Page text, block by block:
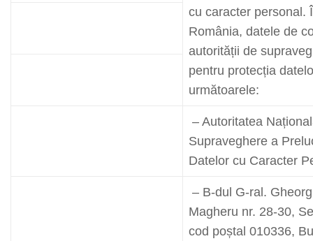
cu caracter personal.
România, datele de
autorității de
pentru protecția
următoarele:
– Autoritatea
Supraveghere a
Datelor cu Caracter
– B-dul G-ral.
Magheru nr. 28-30,
cod poștal 010336,